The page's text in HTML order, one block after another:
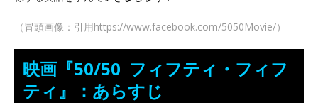
（冒頭画像：引用https://www.facebook.com/5050Movie/）
映画『50/50 フィフティ・フィフ
ティ』：あらすじ